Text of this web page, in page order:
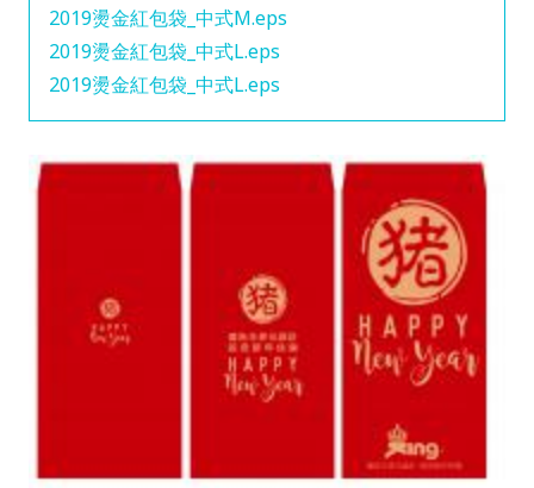
2019燙金紅包袋_中式M.eps
2019燙金紅包袋_中式L.eps
2019燙金紅包袋_中式L.eps